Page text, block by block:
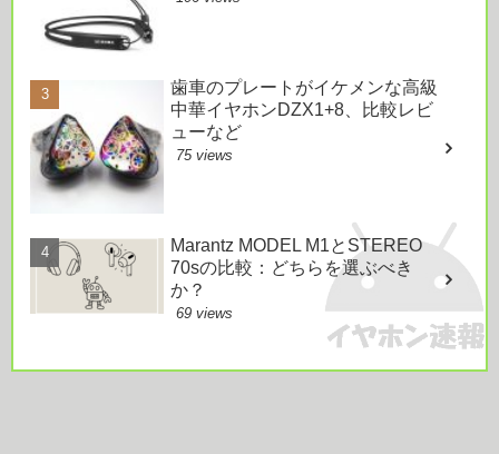
歯車のプレートがイケメンな高級
中華イヤホンDZX1+8、比較レビ
ューなど
75 views
Marantz MODEL M1とSTEREO
70sの比較：どちらを選ぶべき
か？
69 views